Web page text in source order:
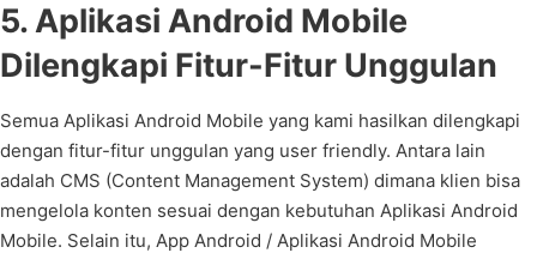
5. Aplikasi Android Mobile
Dilengkapi Fitur-Fitur Unggulan
Semua Aplikasi Android Mobile yang kami hasilkan dilengkapi
dengan fitur-fitur unggulan yang user friendly. Antara lain
adalah CMS (Content Management System) dimana klien bisa
mengelola konten sesuai dengan kebutuhan Aplikasi Android
Mobile. Selain itu, App Android / Aplikasi Android Mobile